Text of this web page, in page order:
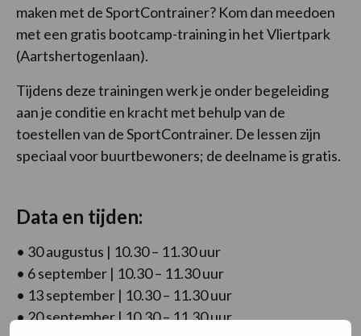
maken met de SportContrainer? Kom dan meedoen
met een gratis bootcamp-training in het Vliertpark
(Aartshertogenlaan).
Tijdens deze trainingen werk je onder begeleiding
aan je conditie en kracht met behulp van de
toestellen van de SportContrainer. De lessen zijn
speciaal voor buurtbewoners; de deelname is gratis.
Data en tijden:
• 30 augustus | 10.30 – 11.30 uur
• 6 september | 10.30 – 11.30 uur
• 13 september | 10.30 – 11.30 uur
• 20 september | 10.30 – 11.30 uur